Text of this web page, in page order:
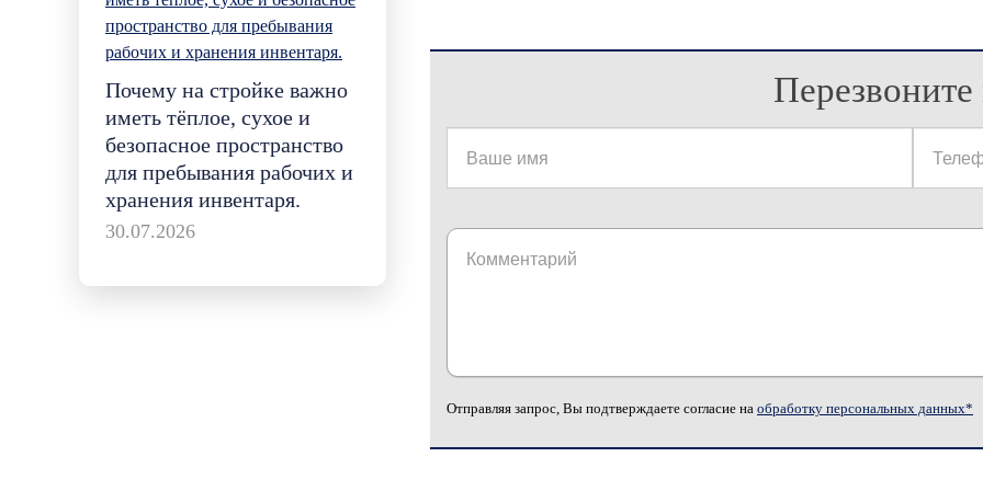
Почему на стройке важно
иметь тёплое, сухое и
безопасное пространство
для пребывания рабочих и
хранения инвентаря.
30.07.2026
Отправляя запрос, Вы подтверждаете согласие на обработку персональных данных*